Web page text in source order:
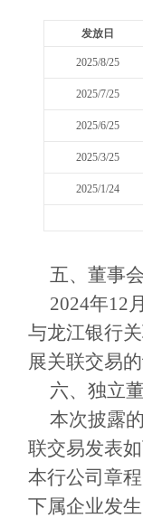
发放日
2025/8/25
2025/7/25
2025/6/25
2025/3/25
2025/1/24
五、董事
2024年12
与龙江银行
展关联交易
六、独立
本次披露
联交易发表
本行公司章
下属企业发